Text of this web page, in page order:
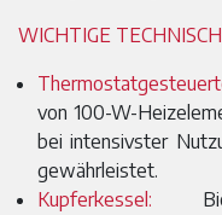
WICHTIGE
von 100-W-
bei intensivster
gewährleistet.
Kupferkessel: